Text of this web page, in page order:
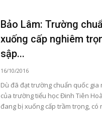
Bảo Lâm: Trường
xuống cấp nghiêm
sập...
16/10/2016
Dù đã đạt trường chuẩn quốc
của trường tiểu học Đinh Tiên
đang bị xuống cấp trầm trọng, có